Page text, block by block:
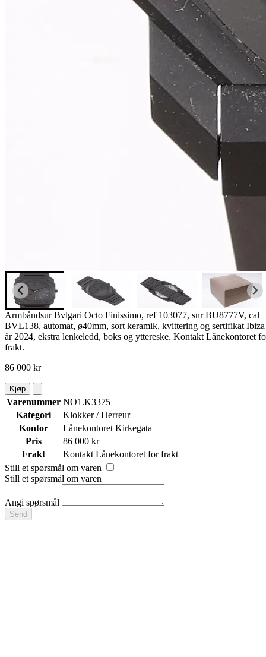
Armbåndsur Bvlgari Octo Finissimo, ref 103077, snr BU8777V, cal
BVL138, automat, ø40mm, sort keramik, kvittering og sertifikat Ibiza
år 2024, ekstra lenkeledd, boks og yttereske. Kontakt Lånekontoret
frakt.
86 000 kr
Kjøp
Varenummer NO1.K3375
Kategori
Klokker / Herreur
Kontor
Lånekontoret Kirkegata
Pris
86 000 kr
Frakt
Kontakt Lånekontoret for frakt
Still et spørsmål om varen
Still et spørsmål om varen
Angi spørsmål
Send